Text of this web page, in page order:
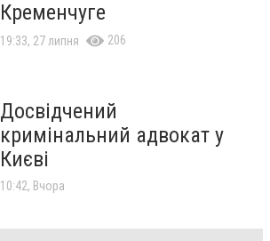
Кременчуге
19:33, 27 липня 206
Досвідчений
кримінальний адвокат у
Києві
10:42, Вчора